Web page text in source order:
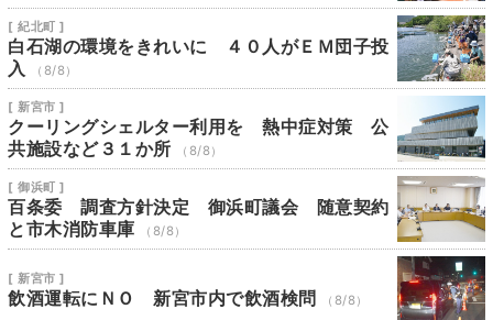
[ 紀北町 ]
白石湖の環境をきれいに ４０人がＥＭ団子投
入
（8/8）
[ 新宮市 ]
クーリングシェルター利用を 熱中症対策 公
共施設など３１か所
（8/8）
[ 御浜町 ]
百条委 調査方針決定 御浜町議会 随意契約
と市木消防車庫
（8/8）
[ 新宮市 ]
飲酒運転にＮＯ 新宮市内で飲酒検問 （8/8）